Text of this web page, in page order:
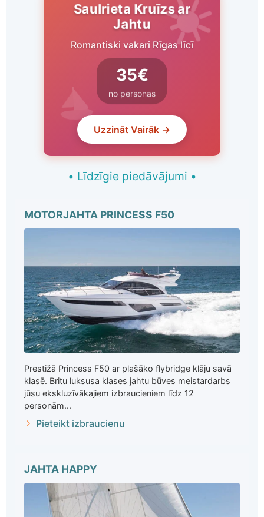
Saulrieta Kruīzs ar
Jahtu
Romantiski vakari Rīgas līcī
35€
no personas
Uzzināt Vairāk →
• Līdzīgie piedāvājumi •
MOTORJAHTA PRINCESS F50
Prestižā Princess F50 ar plašāko flybridge klāju savā
klasē. Britu luksusa klases jahtu būves meistardarbs
jūsu ekskluzīvākajiem izbraucieniem līdz 12
personām...
Pieteikt izbraucienu
JAHTA HAPPY